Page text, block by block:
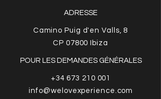
ADRESSE
Camino Puig d'en Valls, 8
CP 07800 Ibiza
POUR LES DEMANDES GÉNÉRALES
+34 673 210 001
info@welovexperience.com